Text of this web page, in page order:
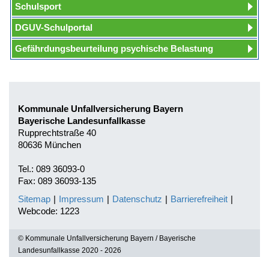
Schulsport
DGUV-Schulportal
Gefährdungsbeurteilung psychische Belastung
Kommunale Unfallversicherung Bayern
Bayerische Landesunfallkasse
Rupprechtstraße 40
80636 München
Tel.: 089 36093-0
Fax: 089 36093-135
Sitemap | Impressum | Datenschutz | Barrierefreiheit |
Webcode: 1223
© Kommunale Unfallversicherung Bayern / Bayerische
Landesunfallkasse 2020 - 2026